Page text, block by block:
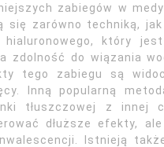
zabiegów w
zarówno techniką,
który
zdolność do wiązania
tego zabiegu są
Inną popularną
tłuszczowej z innej
dłuższe efekty,
Istnieją